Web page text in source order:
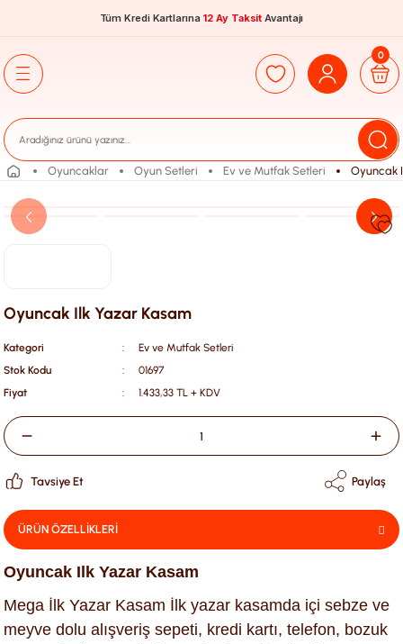
Tüm Kredi Kartlarına 12 Ay Taksit Avantajı
0
Oyuncaklar Oyun Setleri Ev ve Mutfak Setleri Oyuncak
Oyuncak Ilk Yazar Kasam
Kategori
Ev ve Mutfak Setleri
Stok Kodu
01697
Fiyat
1.433,33 TL + KDV
Tavsiye Et Paylaş
ÜRÜN ÖZELLİKLERİ
Oyuncak Ilk Yazar Kasam
Mega İlk Yazar Kasam İlk yazar kasamda içi sebze ve
meyve dolu alışveriş sepeti, kredi kartı, telefon, bozuk